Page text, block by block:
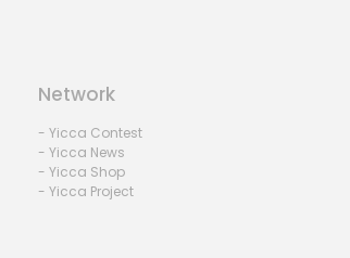
Network
- Yicca Contest
- Yicca News
- Yicca Shop
- Yicca Project